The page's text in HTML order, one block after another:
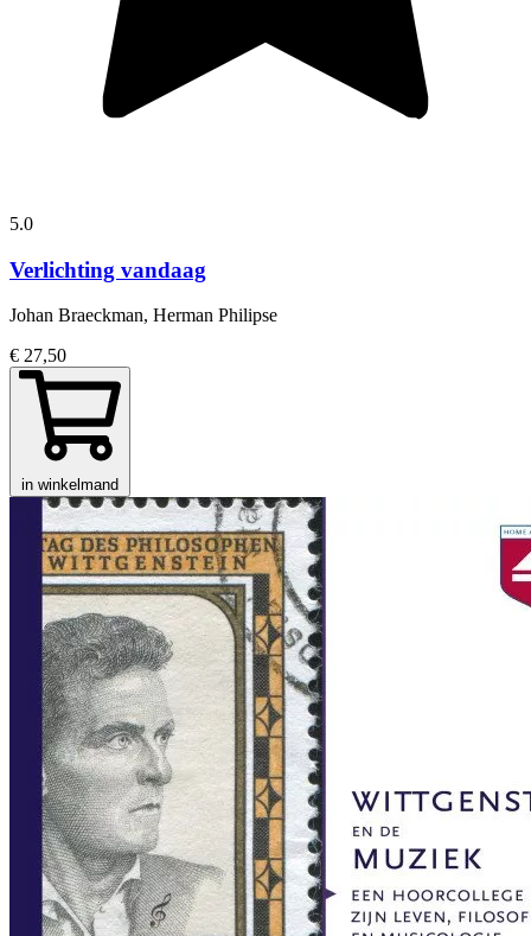
5.0
Verlichting vandaag
Johan Braeckman, Herman Philipse
€ 27,50
in winkelmand